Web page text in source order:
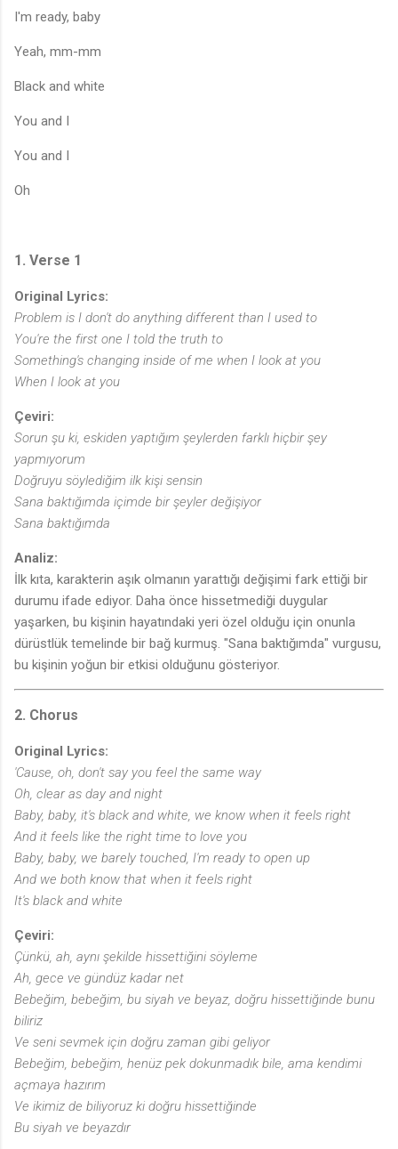
I'm ready, baby
Yeah, mm-mm
Black and white
You and I
You and I
Oh
1. Verse 1
Original Lyrics:
Problem is I don't do anything different than I used to
You're the first one I told the truth to
Something's changing inside of me when I look at you
When I look at you
Çeviri:
Sorun şu ki, eskiden yaptığım şeylerden farklı hiçbir şey
yapmıyorum
Doğruyu söylediğim ilk kişi sensin
Sana baktığımda içimde bir şeyler değişiyor
Sana baktığımda
Analiz:
İlk kıta, karakterin aşık olmanın yarattığı değişimi fark ettiği bir
durumu ifade ediyor. Daha önce hissetmediği duygular
yaşarken, bu kişinin hayatındaki yeri özel olduğu için onunla
dürüstlük temelinde bir bağ kurmuş. "Sana baktığımda" vurgusu,
bu kişinin yoğun bir etkisi olduğunu gösteriyor.
2. Chorus
Original Lyrics:
'Cause, oh, don't say you feel the same way
Oh, clear as day and night
Baby, baby, it's black and white, we know when it feels right
And it feels like the right time to love you
Baby, baby, we barely touched, I'm ready to open up
And we both know that when it feels right
It's black and white
Çeviri:
Çünkü, ah, aynı şekilde hissettiğini söyleme
Ah, gece ve gündüz kadar net
Bebeğim, bebeğim, bu siyah ve beyaz, doğru hissettiğinde bunu
biliriz
Ve seni sevmek için doğru zaman gibi geliyor
Bebeğim, bebeğim, henüz pek dokunmadık bile, ama kendimi
açmaya hazırım
Ve ikimiz de biliyoruz ki doğru hissettiğinde
Bu siyah ve beyazdır